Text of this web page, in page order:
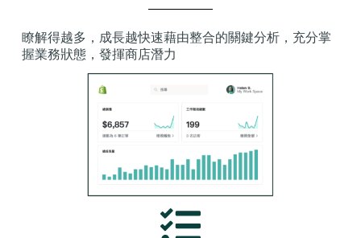
瞭解得越多，成長越快速藉由整合的關鍵分析，充分掌
握業務狀態，發揮商店潛力